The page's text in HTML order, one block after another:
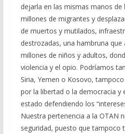
dejarla en las mismas manos de
millones de migrantes y
de muertos y mutilados,
destrozadas, una hambruna que
millones de niños y adultos,
violencia y el opio. Podríamos
Siria, Yemen o Kosovo,
por la libertad o la democracia y
estado defendiendo los
Nuestra pertenencia a la OTAN
seguridad, puesto que tampoco